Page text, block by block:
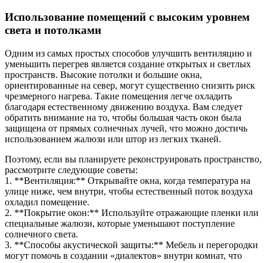
Использование помещений с высоким уровнем
света и потолками
Одним из самых простых способов улучшить вентиляцию и
уменьшить перегрев является создание открытых и светлых
пространств. Высокие потолки и большие окна,
ориентированные на север, могут существенно снизить риск
чрезмерного нагрева. Такие помещения легче охладить
благодаря естественному движению воздуха. Вам следует
обратить внимание на то, чтобы большая часть окон была
защищена от прямых солнечных лучей, что можно достичь
использованием жалюзи или штор из легких тканей.
Поэтому, если вы планируете реконструировать пространство,
рассмотрите следующие советы:
1. **Вентиляция:** Открывайте окна, когда температура на
улице ниже, чем внутри, чтобы естественный поток воздуха
охладил помещение.
2. **Покрытие окон:** Используйте отражающие пленки или
специальные жалюзи, которые уменьшают поступление
солнечного света.
3. **Способы акустической защиты:** Мебель и перегородки
могут помочь в создании «диалектов» внутри комнат, что